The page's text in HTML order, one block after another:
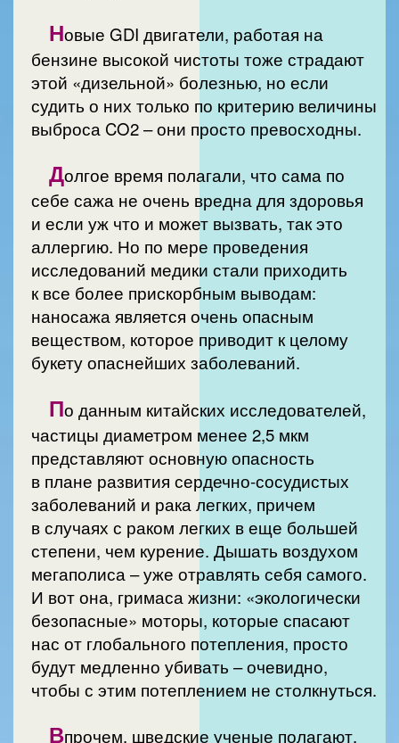
Новые GDI двигатели, работая на
бензине высокой чистоты тоже страдают
этой «дизельной» болезнью, но если
судить о них только по критерию величины
выброса CO2 – они просто превосходны.
Долгое время полагали, что сама по
себе сажа не очень вредна для здоровья
и если уж что и может вызвать, так это
аллергию. Но по мере проведения
исследований медики стали приходить
к все более прискорбным выводам:
наносажа является очень опасным
веществом, которое приводит к целому
букету опаснейших заболеваний.
По данным китайских исследователей,
частицы диаметром менее 2,5 мкм
представляют основную опасность
в плане развития сердечно-сосудистых
заболеваний и рака легких, причем
в случаях с раком легких в еще большей
степени, чем курение. Дышать воздухом
мегаполиса – уже отравлять себя самого.
И вот она, гримаса жизни: «экологически
безопасные» моторы, которые спасают
нас от глобального потепления, просто
будут медленно убивать – очевидно,
чтобы с этим потеплением не столкнуться.
Впрочем, шведские ученые полагают,